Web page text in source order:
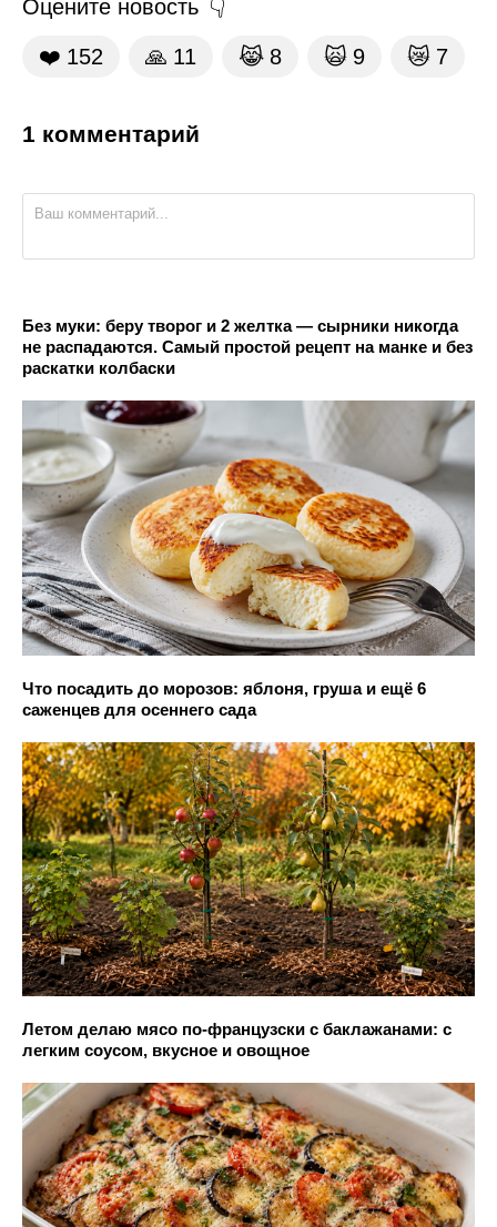
Оцените новость
❤️ 152 🙏 11 😹 8 🙀 9 😿 7
1 комментарий
Без муки: беру творог и 2 желтка — сырники никогда
не распадаются. Самый простой рецепт на манке и без
раскатки колбаски
Что посадить до морозов: яблоня, груша и ещё 6
саженцев для осеннего сада
Летом делаю мясо по-французски с баклажанами: с
легким соусом, вкусное и овощное